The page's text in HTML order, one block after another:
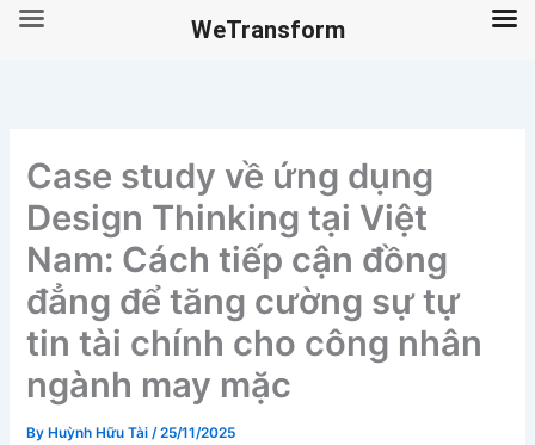
Case study về ứng dụng
Design Thinking tại Việt
Nam: Cách tiếp cận đồng
đẳng để tăng cường sự tự
tin tài chính cho công nhân
ngành may mặc
By Huỳnh Hữu Tài/25/11/2025
WeTransform